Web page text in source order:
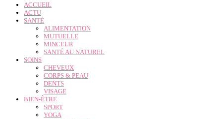
ACCUEIL
ACTU
SANTÉ
ALIMENTATION
MUTUELLE
MINCEUR
SANTÉ AU NATUREL
SOINS
CHEVEUX
CORPS & PEAU
DENTS
VISAGE
BIEN-ÊTRE
SPORT
YOGA